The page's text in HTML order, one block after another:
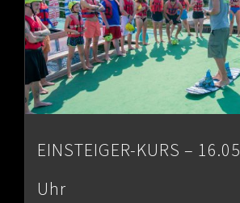
EINSTEIGER-KURS –
Uhr